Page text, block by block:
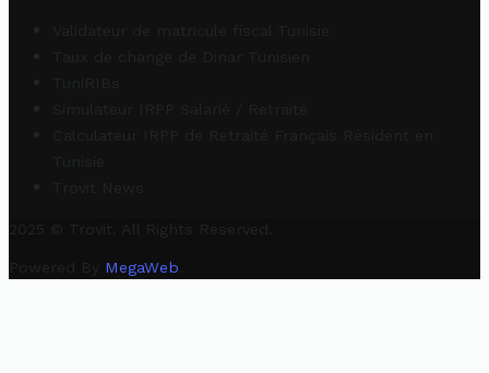
Validateur de matricule fiscal Tunisie
Taux de change de Dinar Tunisien
TuniRIBs
Simulateur IRPP Salarié / Retraité
Calculateur IRPP de Retraité Français Résident en
Tunisie
Trovit News
2025 © Trovit. All Rights Reserved.
Powered By MegaWeb